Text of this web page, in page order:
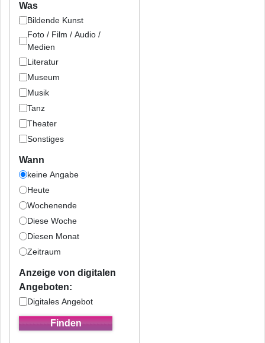
Was
Bildende Kunst
Foto / Film / Audio /
Medien
Literatur
Museum
Musik
Tanz
Theater
Sonstiges
Wann
keine Angabe
Heute
Wochenende
Diese Woche
Diesen Monat
Zeitraum
Anzeige von digitalen
Angeboten:
Digitales Angebot